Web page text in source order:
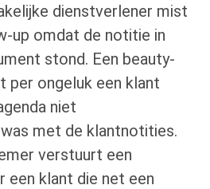
dienstverlener mist
up omdat de notitie in
stond. Een beauty-
per ongeluk een klant
niet
met de klantnotities.
verstuurt een
een klant die net een